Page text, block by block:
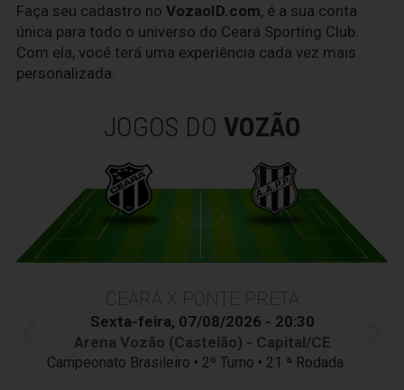
Faça seu cadastro no VozaoID.com, é a sua conta
única para todo o universo do Ceará Sporting Club.
Com ela, você terá uma experiência cada vez mais
personalizada.
JOGOS DO VOZÃO
CEARÁ X PONTE PRETA
Sexta-feira, 07/08/2026 - 20:30
Arena Vozão (Castelão) - Capital/CE
Campeonato Brasileiro • 2º Turno • 21 ª Rodada